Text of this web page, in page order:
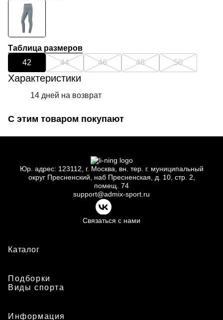
Таблица размеров
42
44 46 48 50
Характеристики
14 дней на возврат
С этим товаром покупают
Юр. адрес: 123112, г. Москва, вн. тер. г. муниципальный
округ Пресненский, наб Пресненская, д.
10, стр. 2,
помещ. 74
support@admix-sport.ru
Связаться с нами
Каталог
Подборки
Виды спорта
Информация